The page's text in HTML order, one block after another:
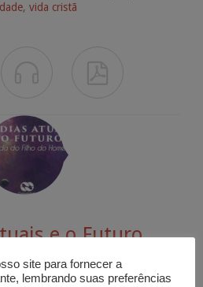
, vida cristã
e o Futuro
Bezerra . 20 de setembro de
Tags:arrebatamento ,fé,salvação
site para fornecer a
lembrando suas preferências